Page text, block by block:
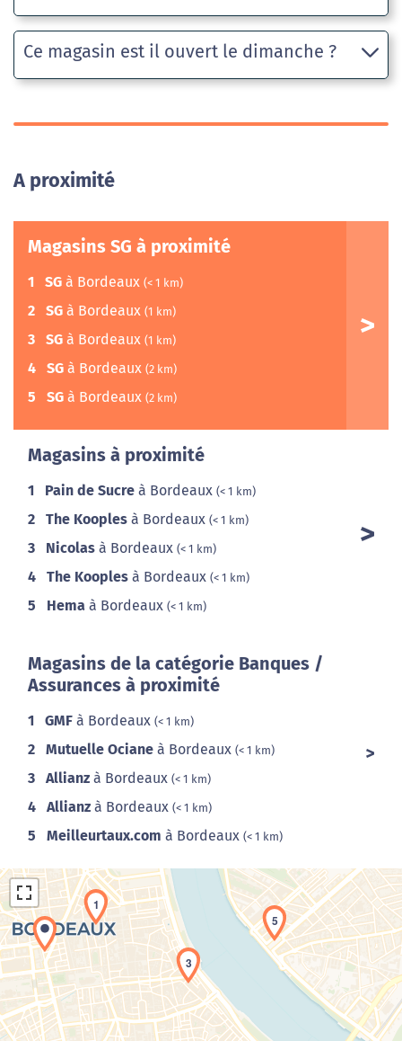
Ce magasin est il ouvert le dimanche ?
A proximité
Magasins SG à proximité
1 SG à Bordeaux (< 1 km)
2 SG à Bordeaux (1 km)
3 SG à Bordeaux (1 km)
4 SG à Bordeaux (2 km)
5 SG à Bordeaux (2 km)
Magasins à proximité
1 Pain de Sucre à Bordeaux (< 1 km)
2 The Kooples à Bordeaux (< 1 km)
3 Nicolas à Bordeaux (< 1 km)
4 The Kooples à Bordeaux (< 1 km)
5 Hema à Bordeaux (< 1 km)
Magasins de la catégorie Banques /
Assurances à proximité
1 GMF à Bordeaux (< 1 km)
2 Mutuelle Ociane à Bordeaux (< 1 km)
3 Allianz à Bordeaux (< 1 km)
4 Allianz à Bordeaux (< 1 km)
5 Meilleurtaux.com à Bordeaux (< 1 km)
Chargement de la carte en cours...
1
3
5